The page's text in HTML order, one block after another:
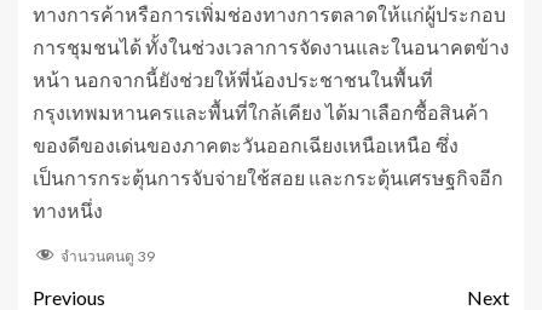
ทางการค้าหรือการเพิ่มช่องทางการตลาดให้แก่ผู้ประกอบ
การชุมชนได้ ทั้งในช่วงเวลาการจัดงานและในอนาคตข้าง
หน้า นอกจากนี้ยังช่วยให้พี่น้องประชาชนในพื้นที่
กรุงเทพมหานครและพื้นที่ใกล้เคียง ได้มาเลือกซื้อสินค้า
ของดีของเด่นของภาคตะวันออกเฉียงเหนือเหนือ ซึ่ง
เป็นการกระตุ้นการจับจ่ายใช้สอย และกระตุ้นเศรษฐกิจอีก
ทางหนึ่ง
จำนวนคนดู 39
Previous
Next